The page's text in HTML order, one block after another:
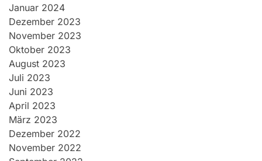
Januar 2024
Dezember 2023
November 2023
Oktober 2023
August 2023
Juli 2023
Juni 2023
April 2023
März 2023
Dezember 2022
November 2022